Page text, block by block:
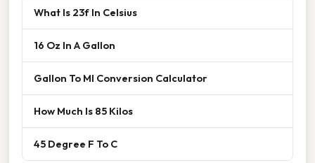
What Is 23f In Celsius
16 Oz In A Gallon
Gallon To Ml Conversion Calculator
How Much Is 85 Kilos
45 Degree F To C